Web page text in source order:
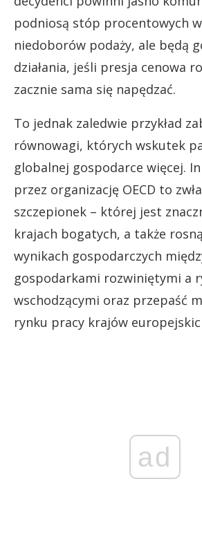
podniosą stóp procentowych
niedoborów podaży, ale będą
działania, jeśli presja cenowa
zacznie sama się napędzać.
To jednak zaledwie przykład
równowagi, których wskutek
globalnej gospodarce więcej.
przez organizację OECD to
szczepionek – której jest
krajach bogatych, a także
wynikach gospodarczych
gospodarkami rozwiniętymi a
wschodzącymi oraz przepaść
rynku pracy krajów
ad